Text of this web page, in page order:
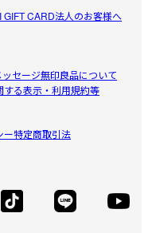
GIFT CARD法人のお客様へ
セージ無印良品について
する表示・利用規約等
ー特定商取引法